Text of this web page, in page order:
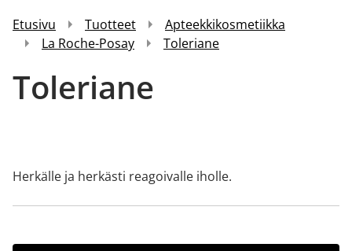
Etusivu Tuotteet
Apteekkikosmetiikka
La Roche-Posay
Toleriane
Toleriane
Herkälle ja herkästi reagoivalle iholle.